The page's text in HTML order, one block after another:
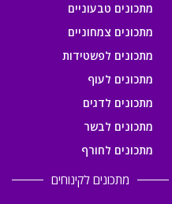
מתכונים טבעוניים
מתכונים צמחוניים
מתכונים לפשטידות
מתכונים לעוף
מתכונים לדגים
מתכונים לבשר
מתכונים לחורף
מתכונים לקינוחים